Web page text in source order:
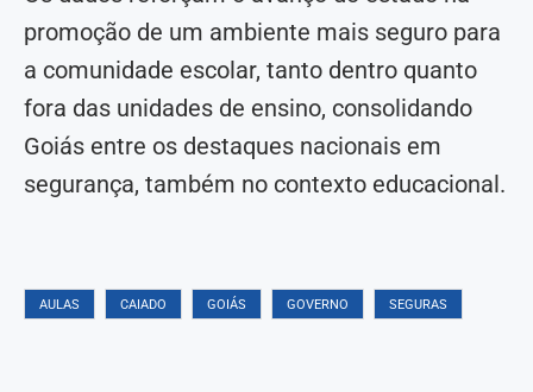
promoção de um ambiente mais seguro para
a comunidade escolar, tanto dentro quanto
fora das unidades de ensino, consolidando
Goiás entre os destaques nacionais em
segurança, também no contexto educacional.
AULAS CAIADO GOIÁS GOVERNO SEGURAS